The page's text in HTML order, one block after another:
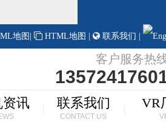
地图 HTML地图 联系我们
客户服务热
资讯 联系我们
CONTACT US
VR